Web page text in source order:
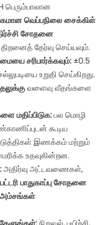
பெரும்பாலான
வெப்பநிலை சைக்கிள்
சோதனை
தேர்வு செய்யவும்.
சரிபார்க்கவும்: ±0.5
உறுதி செய்கிறது.
வளைவு வீதங்களை
மதிப்பிடுக:பல மொழி
கூடிய
இணக்கம் மற்றும்
உதவுகின்றன.
அதிர்வு அட்டவணைகள்,
பாதுகாப்பு சோதனை
அம்சங்கள்